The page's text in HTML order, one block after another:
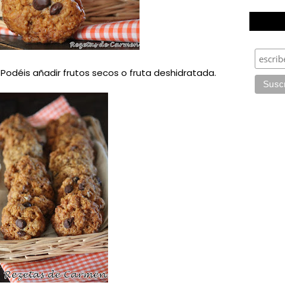
Podéis añadir frutos secos o fruta deshidratada.